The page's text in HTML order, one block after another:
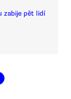
zabije pět lidí